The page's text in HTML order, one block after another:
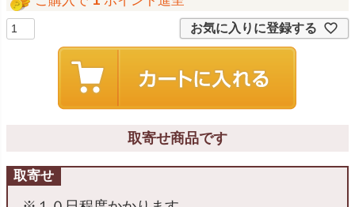
お気に入りに登録する
取寄せ商品です
取寄せ